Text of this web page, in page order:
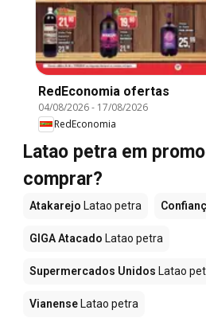
RedEconomia ofertas
04/08/2026- 17/08/2026
RedEconomia
Latao petra em
comprar?
Atakarejo Latao petra
GIGA Atacado Latao petra
Supermercados Unidos Latao
Vianense Latao petra